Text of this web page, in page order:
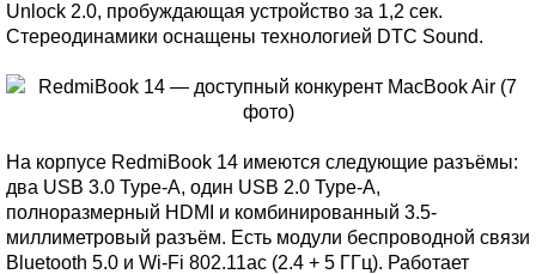
Unlock 2.0, пробуждающая устройство за 1,2 сек.
Стереодинамики оснащены технологией DTC Sound.
На корпусе RedmiBook 14 имеются следующие разъёмы:
два USB 3.0 Type-A, один USB 2.0 Type-A,
полноразмерный HDMI и комбинированный 3.5-
миллиметровый разъём. Есть модули беспроводной связи
Bluetooth 5.0 и Wi-Fi 802.11ac (2.4 + 5 ГГц). Работает